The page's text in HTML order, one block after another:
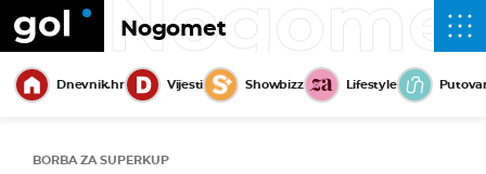
Nogomet
Dnevnik.hr Vijesti Showbizz Lifestyle
BORBA ZA SUPERKUP